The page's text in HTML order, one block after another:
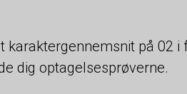
karaktergennemsnit på 02
dig optagelsesprøverne.